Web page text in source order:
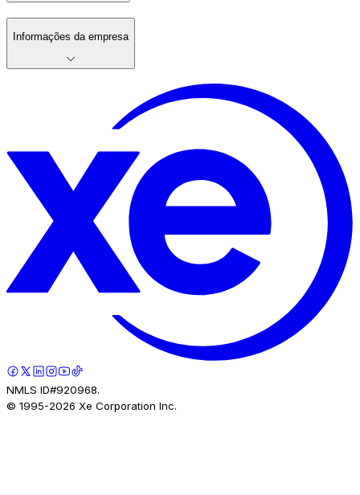
Informações da empresa
NMLS ID#920968.
© 1995-2026 Xe Corporation Inc.